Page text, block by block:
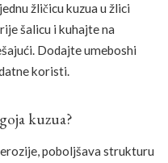
žličicu kuzua u žlici
šalicu i kuhajte na
Dodajte umeboshi
koristi.
kuzua?
poboljšava strukturu